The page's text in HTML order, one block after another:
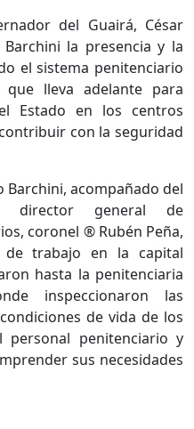
del Guairá, César
la presencia y la
el sistema penitenciario
lleva adelante para
Estado en los centros
con la seguridad
Barchini, acompañado del
director general de
coronel ® Rubén Peña,
de trabajo en la capital
hasta la penitenciaria
inspeccionaron las
de vida de los
personal penitenciario y
sus necesidades